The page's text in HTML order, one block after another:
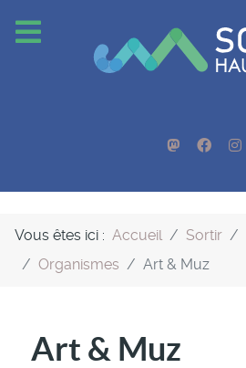
Vous êtes ici : Accueil Sortir
Organismes
Art & Muz
Art & Muz